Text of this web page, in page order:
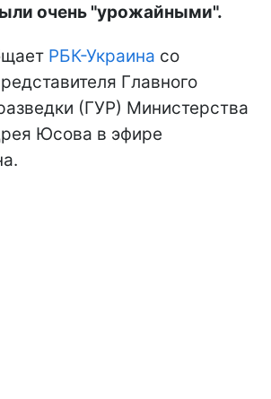
очень "урожайными".
РБК-Украина со
Главного
(ГУР) Министерства
Юсова в эфире